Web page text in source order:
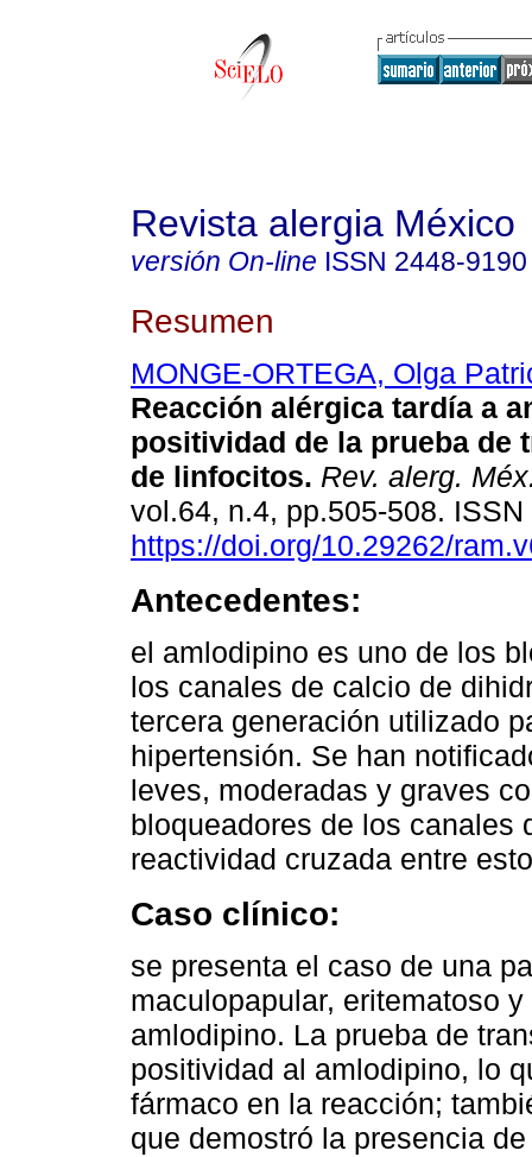
Revista alergia México
versión On-line ISSN 2448-9190
Resumen
MONGE-ORTEGA, Olga
Reacción alérgica tardía a
positividad de la prueba de
de linfocitos. Rev. alerg.
vol.64, n.4, pp.505-508.
https://doi.org/10.29262/
Antecedentes:
el amlodipino es uno de los
los canales de calcio de
tercera generación utilizado
hipertensión. Se han
leves, moderadas y graves
bloqueadores de los canales
reactividad cruzada entre
Caso clínico:
se presenta el caso de una
maculopapular, eritematoso
amlodipino. La prueba de
positividad al amlodipino, lo
fármaco en la reacción;
que demostró la presencia